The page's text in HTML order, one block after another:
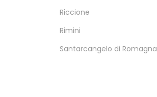
Riccione
Rimini
Santarcangelo di Romagna